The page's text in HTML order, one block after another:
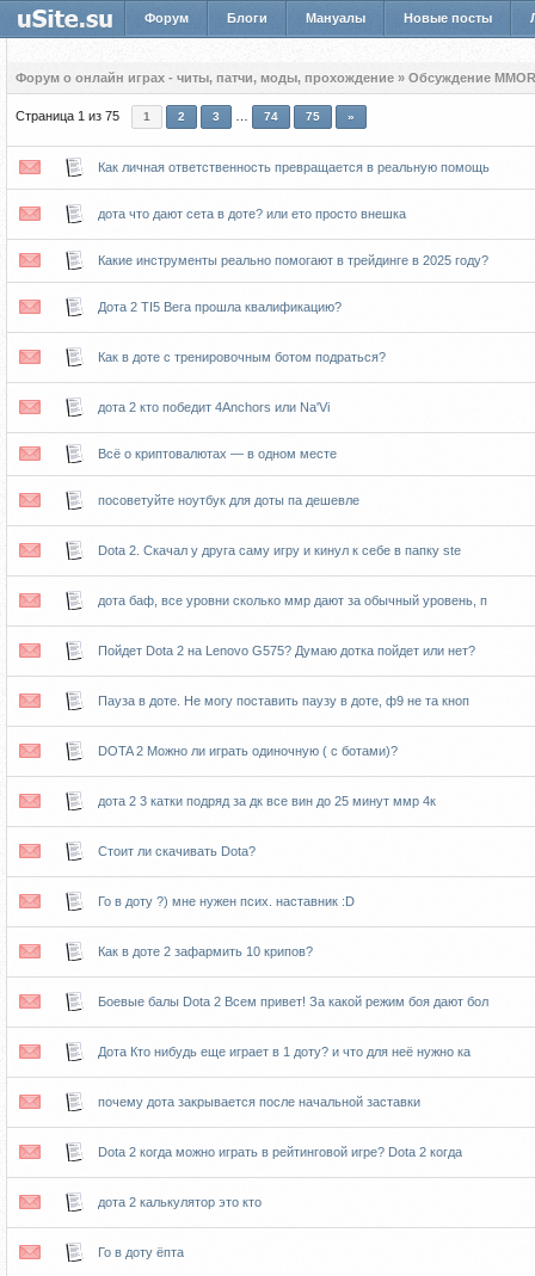
Форум Блоги Мануалы Новые посты
Форум о онлайн играх - читы, патчи, моды, прохождение » Обсуждение
Страница 1 из 75 1 2 3 74 75 »
Как личная ответственность превращается в реальную помощь
дота что дают сета в доте? или ето просто внешка
Какие инструменты реально помогают в трейдинге в 2025 году?
Дота 2 TI5 Вега прошла квалификацию?
Как в доте с тренировочным ботом подраться?
дота 2 кто победит 4Anchors или Na'Vi
Всё о криптовалютах — в одном месте
посоветуйте ноутбук для доты па дешевле
Dota 2. Скачал у друга саму игру и кинул к себе в папку ste
дота баф, все уровни сколько ммр дают за обычный уровень, п
Пойдет Dota 2 на Lenovo G575? Думаю дотка пойдет или нет?
Пауза в доте. Не могу поставить паузу в доте, ф9 не та кноп
DOTA 2 Можно ли играть одиночную ( с ботами)?
дота 2 3 катки подряд за дк все вин до 25 минут ммр 4к
Стоит ли скачивать Dota?
Го в доту ?) мне нужен псих. наставник :D
Как в доте 2 зафармить 10 крипов?
Боевые балы Dota 2 Всем привет! За какой режим боя дают бол
Дота Кто нибудь еще играет в 1 доту? и что для неё нужно ка
почему дота закрывается после начальной заставки
Dota 2 когда можно играть в рейтинговой игре? Dota 2 когда
дота 2 калькулятор это кто
Го в доту ёпта